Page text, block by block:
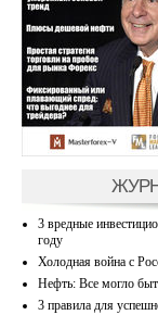
3 вредные
году
Холодная война с
Нефть: Все могло
3 правила для